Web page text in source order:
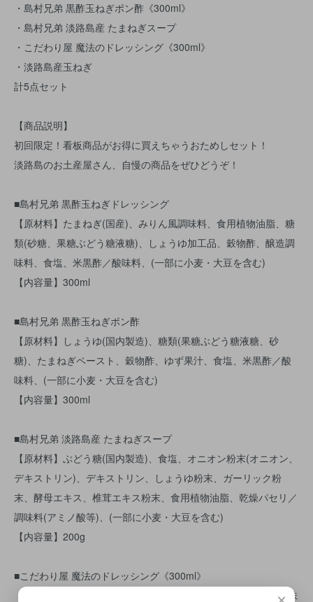
・島村兄弟 黒酢玉ねぎポン酢《300ml》
・島村兄弟 淡路島産 たまねぎスープ
・こだわり屋 魔法のドレッシング《300ml》
・淡路島産玉ねぎ
計5点セット
【商品説明】
初回限定！看板商品がお得に買えちゃうおためしセット！
淡路島のお土産屋さん、自慢の商品をぜひどうぞ！
■島村兄弟 黒酢玉ねぎドレッシング
【原材料】たまねぎ(国産)、みりん風調味料、食用植物油脂、糖
類(砂糖、果糖ぶどう糖液糖)、しょうゆ加工品、穀物酢、醸造調
味料、食塩、米黒酢／酸味料、(一部に小麦・大豆を含む)
【内容量】300ml
■島村兄弟 黒酢玉ねぎポン酢
【原材料】しょうゆ(国内製造)、糖類(果糖ぶどう糖液糖、砂
糖)、たまねぎペースト、穀物酢、ゆず果汁、食塩、米黒酢／酸
味料、(一部に小麦・大豆を含む)
【内容量】300ml
■島村兄弟 淡路島産 たまねぎスープ
【原材料】ぶどう糖(国内製造)、食塩、オニオン粉末(オニオン、
デキストリン)、デキストリン、しょうゆ粉末、ガーリック粉
末、酵母エキス、椎茸エキス粉末、食用植物油脂、乾燥パセリ／
調味料(アミノ酸等)、(一部に小麦・大豆を含む)
【内容量】200g
■こだわり屋 魔法のドレッシング《300ml》
【原材料】本醸造しょう油、醸造酢、砂糖、味りん、かつお調味